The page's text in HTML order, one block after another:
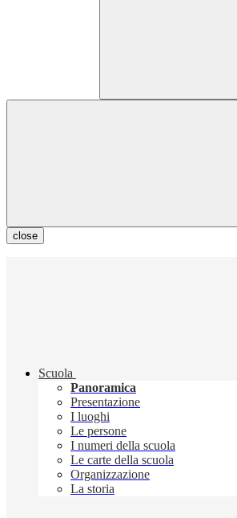
close
Scuola
Panoramica
Presentazione
I luoghi
Le persone
I numeri della scuola
Le carte della scuola
Organizzazione
La storia